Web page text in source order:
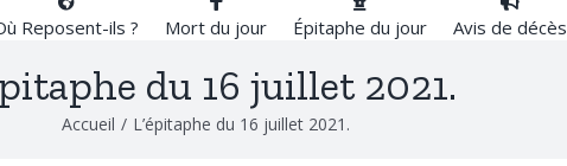
Reposent-ils ? Mort du jour Épitaphe du jour Avis de décès
du 16 juillet 2021.
Accueil / L’épitaphe du 16 juillet 2021.